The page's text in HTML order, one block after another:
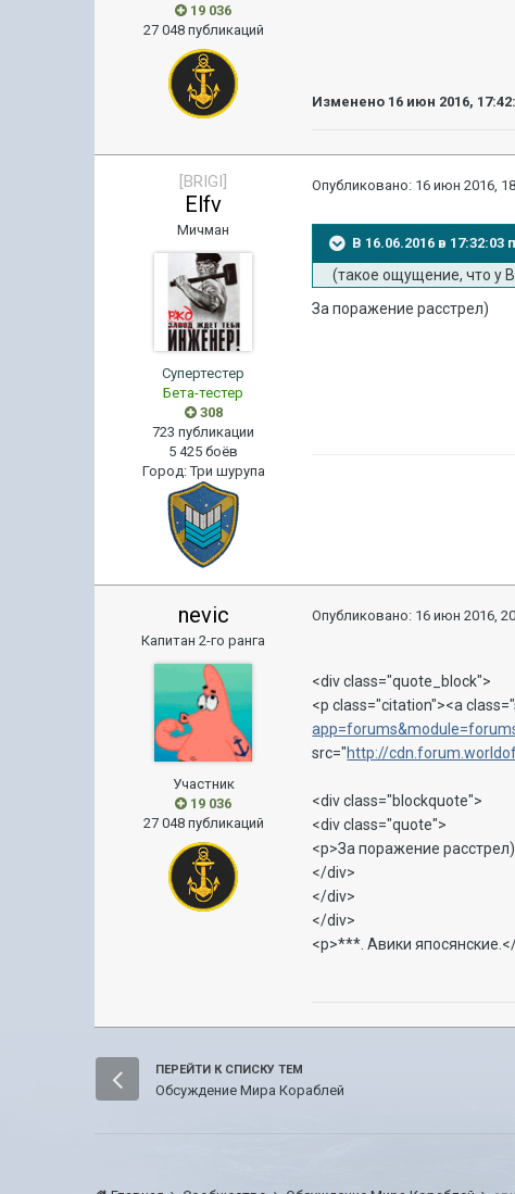
19 036
27 048 публикаций
Изменено 16 июн 2016,
[BRIGI]
Elfv
Мичман
Супертестер
Бета-тестер
308
723 публикации
5 425 боёв
Город:Три шурупа
Опубликовано: 16 июн 2016,
В 16.06.2016 в
(такое ощущение, что у
За поражение расстрел)
nevic
Капитан 2-го ранга
Участник
19 036
27 048 публикаций
Опубликовано: 16 июн 2016,
<div class="quote_block">
<p class="citation"><a
src="http://
<div class="blockquote">
<div class="quote">
<p>За поражение
</div>
</div>
</div>
<p>***. Авики
ПЕРЕЙТИ К СПИСКУ ТЕМ
Обсуждение Мира Кораблей